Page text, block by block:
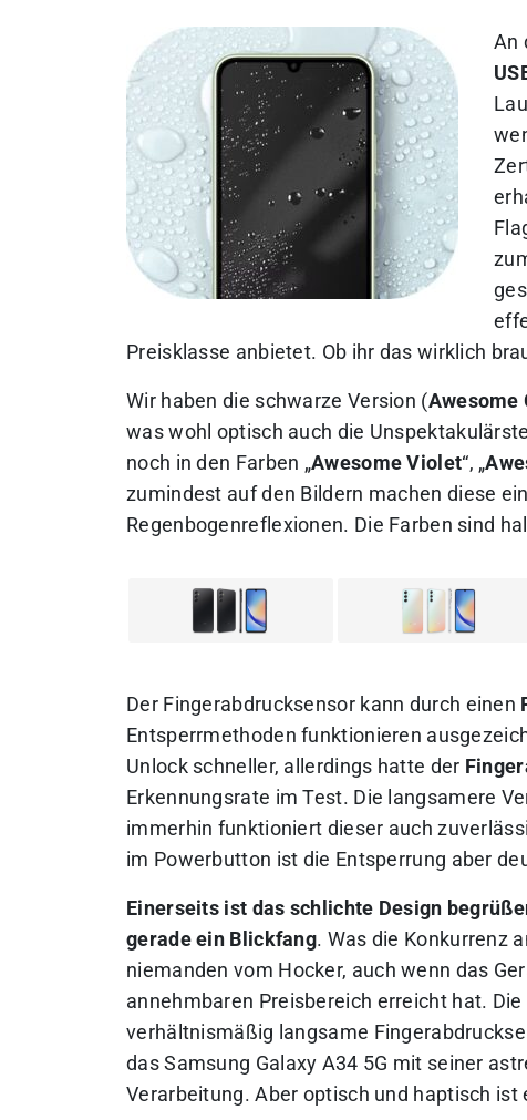
An
Preisklasse anbietet. Ob ihr das wirklich
Wir haben die schwarze Version (Awesome
was wohl optisch auch die
noch in den Farben „Awesome Violet“, „
zumindest auf den Bildern machen diese
Regenbogenreflexionen. Die Farben sind
Der Fingerabdrucksensor kann durch einen
Entsperrmethoden funktionieren
Unlock schneller, allerdings hatte der
Erkennungsrate im Test. Die langsamere
immerhin funktioniert dieser auch
im Powerbutton ist die Entsperrung aber
Einerseits ist das schlichte Design
gerade ein Blickfang. Was die Konkurrenz
niemanden vom Hocker, auch wenn das
annehmbaren Preisbereich erreicht hat.
verhältnismäßig langsame
das Samsung Galaxy A34 5G mit seiner
Verarbeitung. Aber optisch und haptisch ist